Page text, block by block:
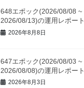
648エポック(2026/08/08 ~
2026/08/13)の運用レポート
2026年8月8日
647エポック(2026/08/03 ~
2026/08/08)の運用レポート
2026年8月3日